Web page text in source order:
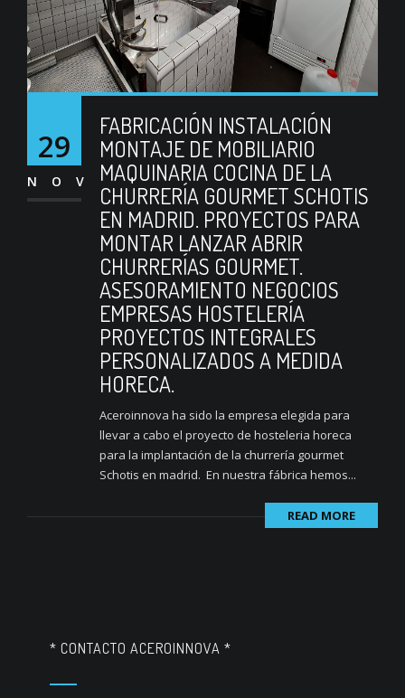
29
NOV
FABRICACIÓN INSTALACIÓN
MONTAJE DE MOBILIARIO
MAQUINARIA COCINA DE LA
CHURRERÍA GOURMET SCHOTIS
EN MADRID. PROYECTOS PARA
MONTAR LANZAR ABRIR
CHURRERÍAS GOURMET.
ASESORAMIENTO NEGOCIOS
EMPRESAS HOSTELERÍA
PROYECTOS INTEGRALES
PERSONALIZADOS A MEDIDA
HORECA.
Aceroinnova ha sido la empresa elegida para
llevar a cabo el proyecto de hosteleria horeca
para la implantación de la churrería gourmet
Schotis en madrid. En nuestra fábrica hemos...
READ MORE
* CONTACTO ACEROINNOVA *